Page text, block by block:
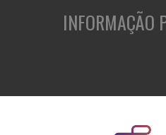
INFORMAÇÃO